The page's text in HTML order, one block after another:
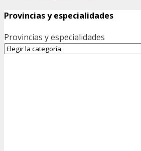
Provincias y especialidades
Provincias y especialidades